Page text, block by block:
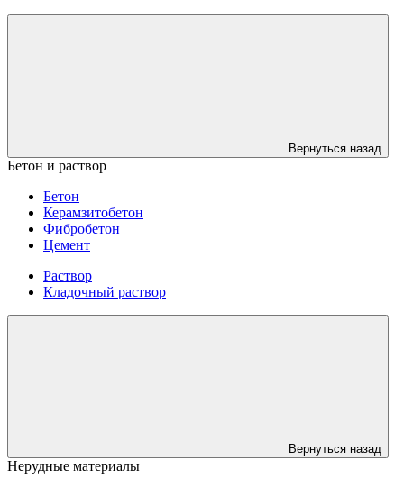
Вернуться назад
Бетон и раствор
Бетон
Керамзитобетон
Фибробетон
Цемент
Раствор
Кладочный раствор
Вернуться назад
Нерудные материалы